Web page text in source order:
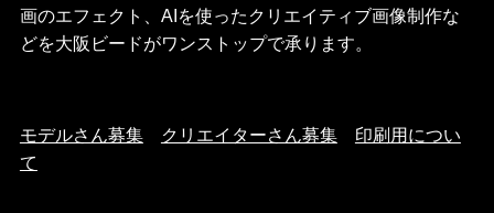
画のエフェクト、AIを使ったクリエイティブ画像制作な
どを大阪ビードがワンストップで承ります。
モデルさん募集 クリエイターさん募集
印刷用につい
て